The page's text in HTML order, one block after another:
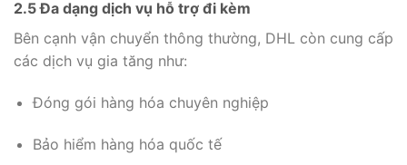
2.5 Đa dạng dịch vụ hỗ trợ đi kèm
Bên cạnh vận chuyển thông thường, DHL còn cung cấp
các dịch vụ gia tăng như:
Đóng gói hàng hóa chuyên nghiệp
Bảo hiểm hàng hóa quốc tế